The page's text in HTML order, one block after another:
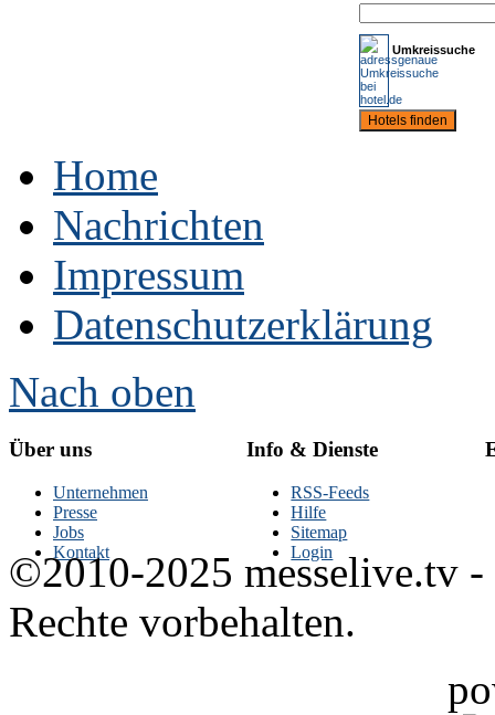
Umkreissuche
Home
Nachrichten
Impressum
Datenschutzerklärung
Nach oben
Über uns
Unternehmen
Presse
Jobs
Kontakt
Info & Dienste
RSS-Feeds
Hilfe
Sitemap
Login
©2010-2025 messelive.tv -
Rechte vorbehalten.